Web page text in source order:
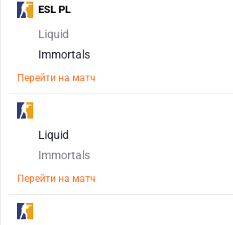
Liquid
Immortals
Перейти на матч
ESL PL
Liquid
Immortals
Перейти на матч